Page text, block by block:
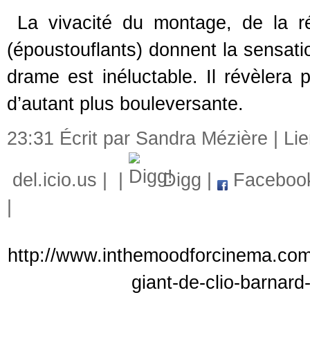
La vivacité du montage, de la
(époustouflants) donnent la
drame est inéluctable. Il révèlera
d’autant plus bouleversante.
23:31 Écrit par Sandra Mézière |
del.icio.us
Digg
http://
giant-de-clio-